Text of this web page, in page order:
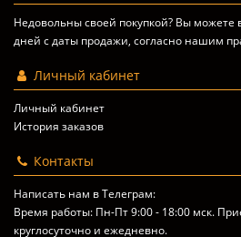
Недовольны своей покупкой? Вы можете
дней с даты продажи, согласно нашим
Личный кабинет
Личный кабинет
История заказов
Контакты
Написать нам в Телеграм:
Время работы: Пн-Пт 9:00 - 18:00 мск.
круглосуточно и ежедневно.